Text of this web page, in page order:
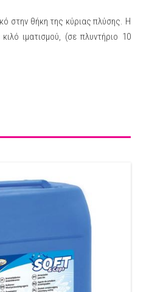
στην θήκη της κύριας πλύσης. Η
ιματισμού, (σε πλυντήριο 10